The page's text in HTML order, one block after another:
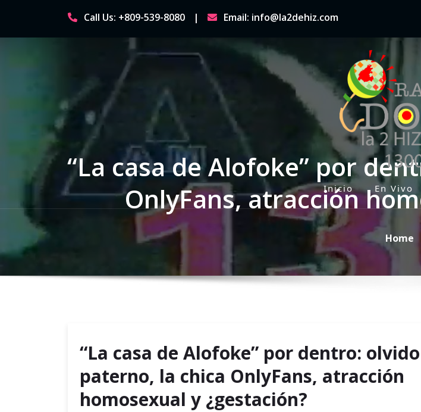
content
Call Us: +809-539-8080 Email: info@la2dehiz.com
P
r
i
a
r
u
Inicio En Vivo
“La casa de Alofoke” por
OnlyFans, atracción
Home
“La casa de Alofoke” por dentro: olvido
paterno, la chica OnlyFans, atracción
homosexual y ¿gestación?